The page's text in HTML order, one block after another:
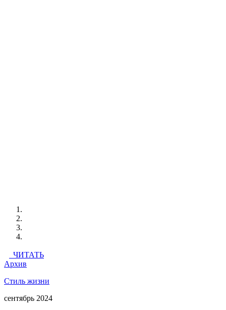
ЧИТАТЬ
Архив
Стиль жизни
сентябрь 2024